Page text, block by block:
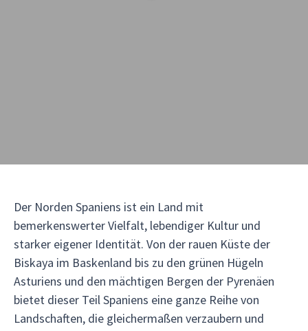
Der Norden Spaniens ist ein Land mit
bemerkenswerter Vielfalt, lebendiger Kultur und
starker eigener Identität. Von der rauen Küste der
Biskaya im Baskenland bis zu den grünen Hügeln
Asturiens und den mächtigen Bergen der Pyrenäen
bietet dieser Teil Spaniens eine ganze Reihe von
Landschaften, die gleichermaßen verzaubern und